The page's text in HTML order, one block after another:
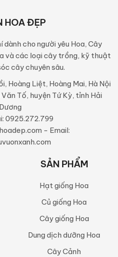
HOA ĐẸP
dành cho người yêu Hoa, Cây
và các loại cây trồng, kỹ thuật
cây chuyên sâu.
Hoàng Liệt, Hoàng Mai, Hà Nội
Tố, huyện Tứ Kỳ, tỉnh Hải
Dương
0925.272.799
- Email:
SẢN PHẨM
Hạt giống Hoa
Củ giống Hoa
Cây giống Hoa
Dung dịch dưỡng Hoa
Cây Cảnh